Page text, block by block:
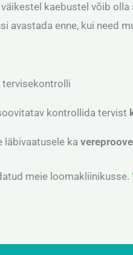
kaebustel võib
avastada enne, kui need
tervisekontrolli
kontrollida tervist
läbivaatusele ka
meie loomakliinikusse.